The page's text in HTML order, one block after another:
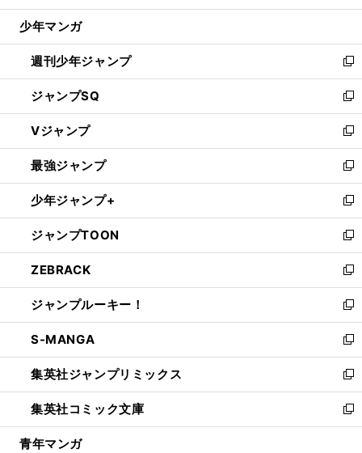
ウ
開
く
少年マンガ
週刊少年ジャンプ
新
し
い
ウ
ィ
ン
ド
ウ
で
開
く
ジャンプSQ
新
し
い
ウ
ィ
ン
ド
ウ
で
開
く
Vジャンプ
新
し
い
ウ
ィ
ン
ド
ウ
で
開
く
最強ジャンプ
新
し
い
ウ
ィ
ン
ド
ウ
で
開
く
少年ジャンプ+
新
し
い
ウ
ィ
ン
ド
ウ
で
開
く
ジャンプTOON
新
し
い
ウ
ィ
ン
ド
ウ
で
開
く
ZEBRACK
新
し
い
ウ
ィ
ン
ド
ウ
で
開
ジャンプルーキー！
新
し
い
ウ
ィ
ン
ド
ウ
S-MANGA
新
し
い
ウ
ィ
ン
集英社ジャンプリミックス
新
し
い
ウ
集英社コミック文庫
新
し
青年マンガ